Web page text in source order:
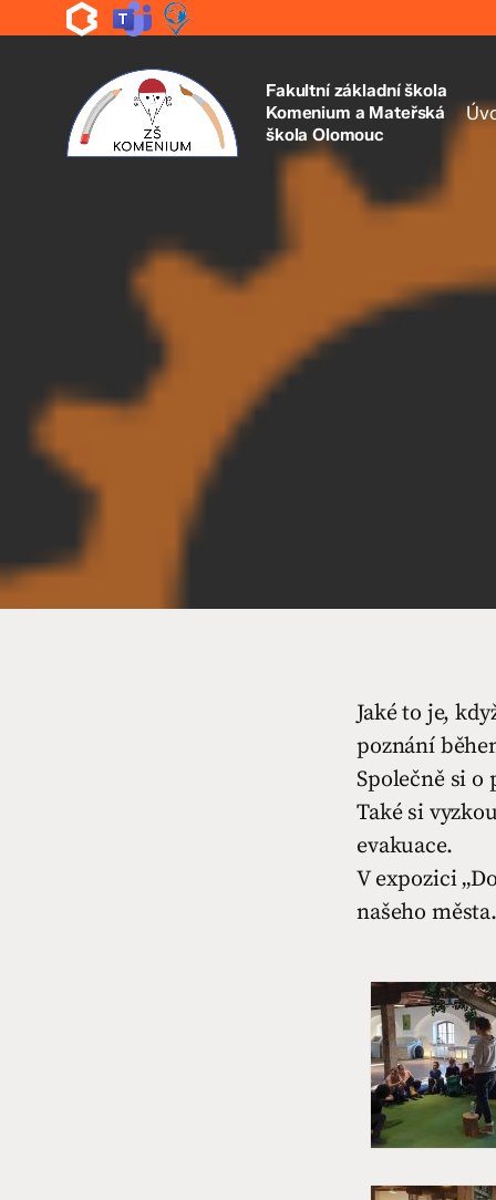
to
Fakultní základní škola
Komenium a Mateřská
škola Olomouc
Jaké to je,
poznání
Společně si
Také si
evakuace.
V expozici
našeho města.